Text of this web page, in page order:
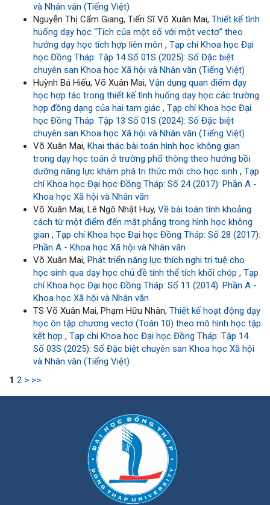
và Nhân văn (Tiếng Việt)
Nguyễn Thị Cẩm Giang, Tiến Sĩ Võ Xuân Mai, Thiết kế tình
huống dạy học “Tích của một số với một vectơ” theo
hướng dạy học tích hợp liên môn , Tạp chí Khoa học Đại
học Đồng Tháp: Tập 14 Số 01S (2025): Số Đặc biệt
chuyên san Khoa học Xã hội và Nhân văn (Tiếng Việt)
Huỳnh Bá Hiếu, Võ Xuân Mai, Vận dụng quan điểm dạy
học hợp tác trong thiết kế tình huống dạy học các trường
hợp đồng dạng của hai tam giác , Tạp chí Khoa học Đại
học Đồng Tháp: Tập 13 Số 01S (2024): Số Đặc biệt
chuyên san Khoa học Xã hội và Nhân văn (Tiếng Việt)
Võ Xuân Mai, Khai thác bài toán hình học không gian
trong dạy học toán ở trường phổ thông theo hướng bồi
dưỡng năng lực khám phá tri thức mới cho học sinh , Tạp
chí Khoa học Đại học Đồng Tháp: Số 24 (2017): Phần A -
Khoa học Xã hội và Nhân văn
Võ Xuân Mai, Lê Ngô Nhật Huy, Về bài toán tính khoảng
cách từ một điểm đến mặt phẳng trong hình học không
gian , Tạp chí Khoa học Đại học Đồng Tháp: Số 28 (2017):
Phần A - Khoa học Xã hội và Nhân văn
Võ Xuân Mai, Phát triển năng lực thích nghi trí tuệ cho
học sinh qua dạy học chủ đề tính thể tích khối chóp , Tạp
chí Khoa học Đại học Đồng Tháp: Số 11 (2014): Phần A -
Khoa học Xã hội và Nhân văn
TS Võ Xuân Mai, Phạm Hữu Nhân, Thiết kế hoạt động dạy
học ôn tập chương vectơ (Toán 10) theo mô hình học tập
kết hợp , Tạp chí Khoa học Đại học Đồng Tháp: Tập 14
Số 03S (2025): Số Đặc biệt chuyên san Khoa học Xã hội
và Nhân văn (Tiếng Việt)
1 2 > >>